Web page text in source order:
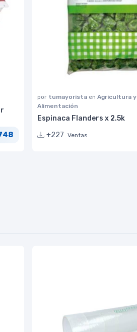
por tumayorista en Agricultura y
Alimentación
Espinaca Flanders x 2.5k
+227 Ventas